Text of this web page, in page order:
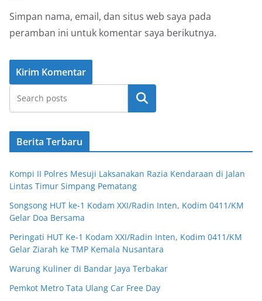
Simpan nama, email, dan situs web saya pada
peramban ini untuk komentar saya berikutnya.
Cari
Berita Terbaru
Kompi II Polres Mesuji Laksanakan Razia Kendaraan di Jalan
Lintas Timur Simpang Pematang
Songsong HUT ke-1 Kodam XXI/Radin Inten, Kodim 0411/KM
Gelar Doa Bersama
Peringati HUT Ke-1 Kodam XXI/Radin Inten, Kodim 0411/KM
Gelar Ziarah ke TMP Kemala Nusantara
Warung Kuliner di Bandar Jaya Terbakar
Pemkot Metro Tata Ulang Car Free Day